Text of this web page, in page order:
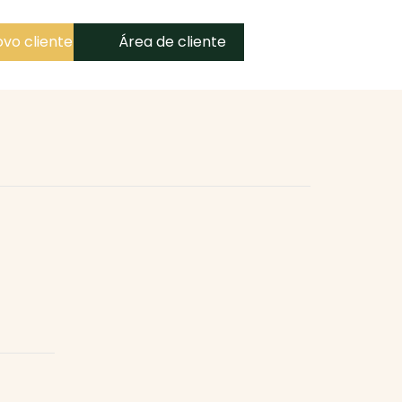
cliente Área de cliente